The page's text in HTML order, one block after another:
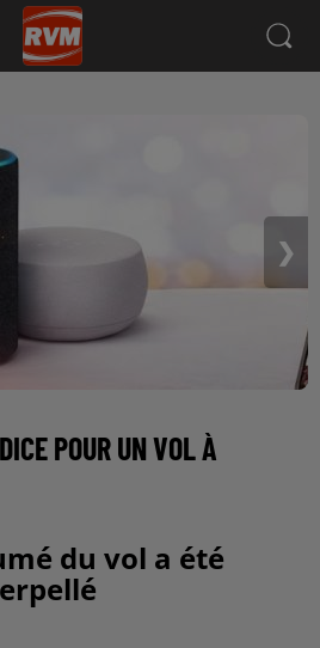
❯
POUR UN VOL À
du vol a été